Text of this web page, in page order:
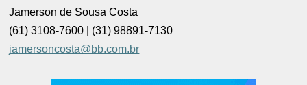
Jamerson de Sousa Costa
(61) 3108-7600 | (31) 98891-7130
jamersoncosta@bb.com.br